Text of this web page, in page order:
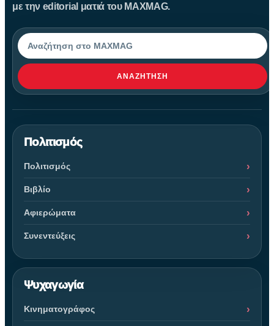
με την editorial ματιά του MAXMAG.
Αναζήτηση
ΑΝΑΖΉΤΗΣΗ
Πολιτισμός
Πολιτισμός
Βιβλίο
Αφιερώματα
Συνεντεύξεις
Ψυχαγωγία
Κινηματογράφος